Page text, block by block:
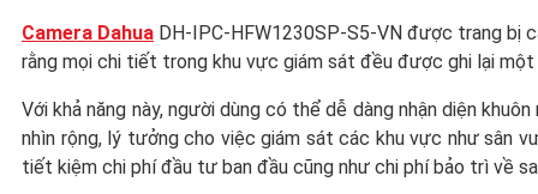
Camera Dahua DH-IPC-HFW1230SP-S5-VN được trang bị
rằng mọi chi tiết trong khu vực giám sát đều được ghi lại
Với khả năng này, người dùng có thể dễ dàng nhận diện
nhìn rộng, lý tưởng cho việc giám sát các khu vực như sân
tiết kiệm chi phí đầu tư ban đầu cũng như chi phí bảo trì về